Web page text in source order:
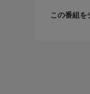
この番組を